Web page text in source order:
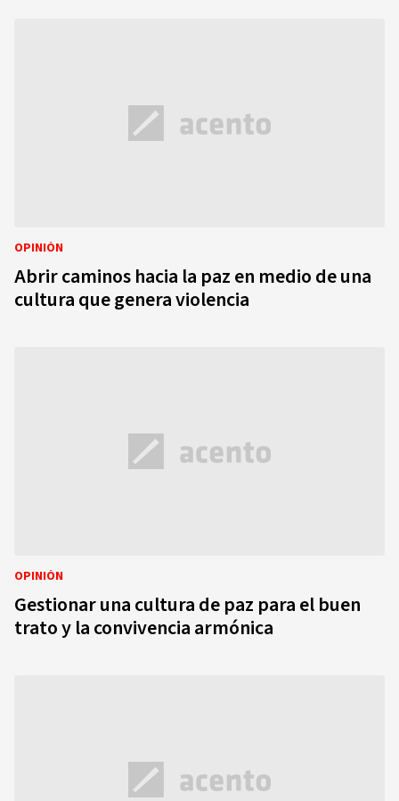
OPINIÓN
Abrir caminos hacia la paz en medio de una
cultura que genera violencia
OPINIÓN
Gestionar una cultura de paz para el buen
trato y la convivencia armónica